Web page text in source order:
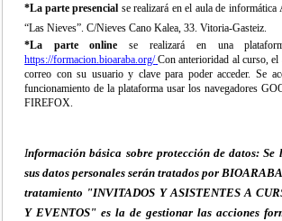
*La parte presencial se realizará en el aula de
“Las Nieves”. C/Nieves Cano Kalea, 33. Vitoria-Gasteiz.
*La parte online se realizará en una
https://formacion.bioaraba.org/ Con anterioridad al curso,
correo con su usuario y clave para poder acceder. Se
funcionamiento de la plataforma usar los navegadores
FIREFOX.
Información básica sobre protección de datos: Se
sus datos personales serán tratados por
tratamiento "INVITADOS Y ASISTENTES A
Y EVENTOS" es la de gestionar las acciones